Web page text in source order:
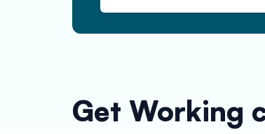
Get Working